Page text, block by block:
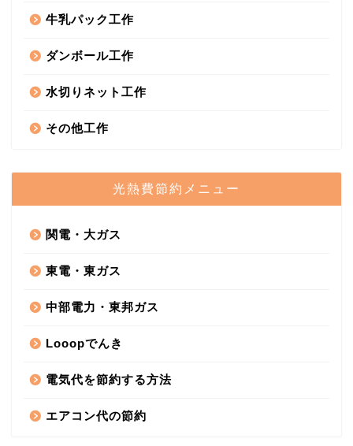
牛乳パック工作
ダンボール工作
水切りネット工作
その他工作
光熱費節約メニュー
関電・大ガス
東電・東ガス
中部電力・東邦ガス
Looopでんき
電気代を節約する方法
エアコン代の節約